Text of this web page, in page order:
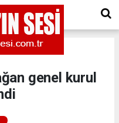
genel kurul